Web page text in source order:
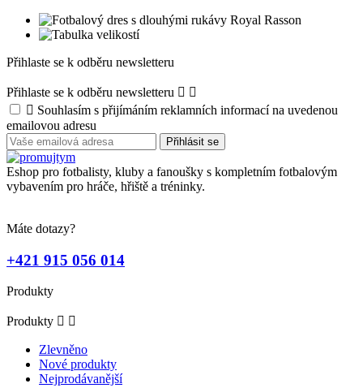
Přihlaste se k odběru newsletteru
Přihlaste se k odběru newsletteru  
 Souhlasím s přijímáním reklamních informací na uvedenou
emailovou adresu
Eshop pro fotbalisty, kluby a fanoušky s kompletním fotbalovým
vybavením pro hráče, hřiště a tréninky.
Máte dotazy?
+421 915 056 014
Produkty
Produkty  
Zlevněno
Nové produkty
Nejprodávanější